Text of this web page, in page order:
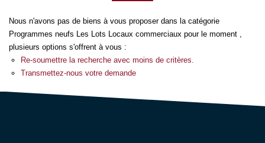
NOTRE AGENCE
Qui Sommes Nous
Nos Services
Créer une alerte
Nous n'avons pas de biens à vous proposer dans la catégorie
Programmes neufs Les Lots Locaux commerciaux pour le moment ,
plusieurs options s'offrent à vous :
Re-soumettre la recherche avec moins de critères.
Transmettez-nous votre demande